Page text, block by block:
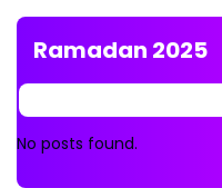
Ramadan 2025
No posts found.